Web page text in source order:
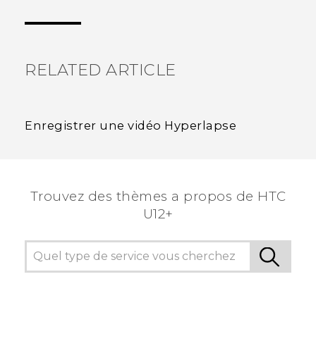
RELATED ARTICLE
Enregistrer une vidéo Hyperlapse
Trouvez des thèmes a propos de HTC
U12+